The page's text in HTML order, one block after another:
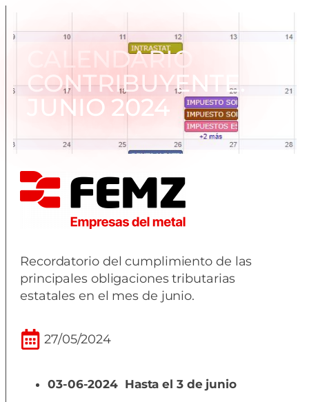
CALENDARIO
CONTRIBUYENTE.
JUNIO 2024
Recordatorio del cumplimiento de las
principales obligaciones tributarias
estatales en el mes de junio.
27/05/2024
03-06-2024 Hasta el 3 de junio